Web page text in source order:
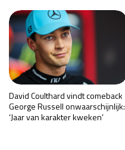
David Coulthard vindt comeback
George Russell onwaarschijnlijk:
‘Jaar van karakter kweken’